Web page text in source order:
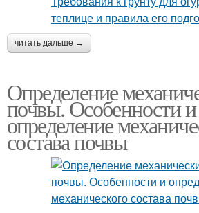
читать дальше →
Определение
почвы. Особенности и
определение
состава почвы